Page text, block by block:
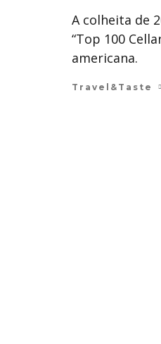
A colheita de
“Top 100
americana.
Travel&Taste